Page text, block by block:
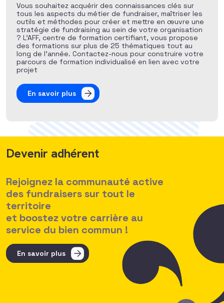
Vous souhaitez acquérir des connaissances clés sur
tous les aspects du métier de fundraiser, maîtriser les
outils et méthodes pour créer et mettre en œuvre une
stratégie de fundraising au sein de votre organisation
? L’AFF, centre de formation certifiant, vous propose
des formations sur plus de 25 thématiques tout au
long de l’année. Contactez-nous pour construire votre
parcours de formation individualisé en lien avec votre
projet
En savoir plus
Devenir adhérent
Rejoignez la communauté active
des fundraisers sur tout le
territoire
et boostez votre carrière au
service du bien commun !
En savoir plus